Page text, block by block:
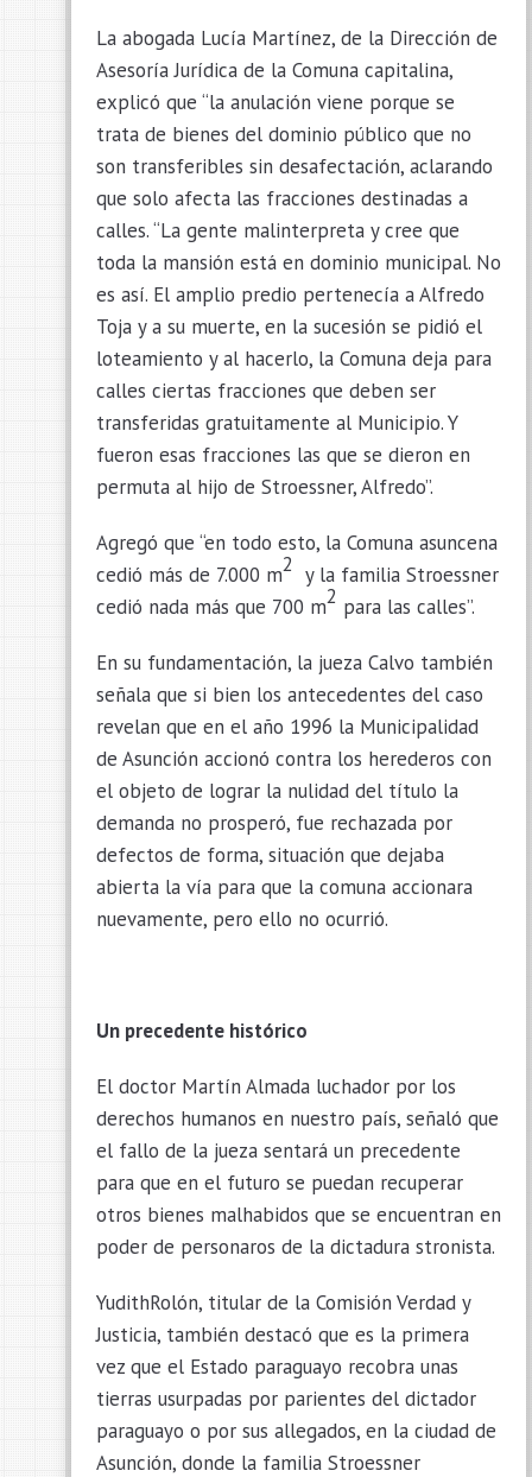
La abogada Lucía Martínez, de la Dirección de
Asesoría Jurídica de la Comuna capitalina,
explicó que “la anulación viene porque se
trata de bienes del dominio público que no
son transferibles sin desafectación, aclarando
que solo afecta las fracciones destinadas a
calles. “La gente malinterpreta y cree que
toda la mansión está en dominio municipal. No
es así. El amplio predio pertenecía a Alfredo
Toja y a su muerte, en la sucesión se pidió el
loteamiento y al hacerlo, la Comuna deja para
calles ciertas fracciones que deben ser
transferidas gratuitamente al Municipio. Y
fueron esas fracciones las que se dieron en
permuta al hijo de Stroessner, Alfredo”.
Agregó que “en todo esto, la Comuna asuncena
cedió más de 7.000 m2 y la familia Stroessner
cedió nada más que 700 m2 para las calles”.
En su fundamentación, la jueza Calvo también
señala que si bien los antecedentes del caso
revelan que en el año 1996 la Municipalidad
de Asunción accionó contra los herederos con
el objeto de lograr la nulidad del título la
demanda no prosperó, fue rechazada por
defectos de forma, situación que dejaba
abierta la vía para que la comuna accionara
nuevamente, pero ello no ocurrió.
Un precedente histórico
El doctor Martín Almada luchador por los
derechos humanos en nuestro país, señaló que
el fallo de la jueza sentará un precedente
para que en el futuro se puedan recuperar
otros bienes malhabidos que se encuentran en
poder de personaros de la dictadura stronista.
YudithRolón, titular de la Comisión Verdad y
Justicia, también destacó que es la primera
vez que el Estado paraguayo recobra unas
tierras usurpadas por parientes del dictador
paraguayo o por sus allegados, en la ciudad de
Asunción, donde la familia Stroessner